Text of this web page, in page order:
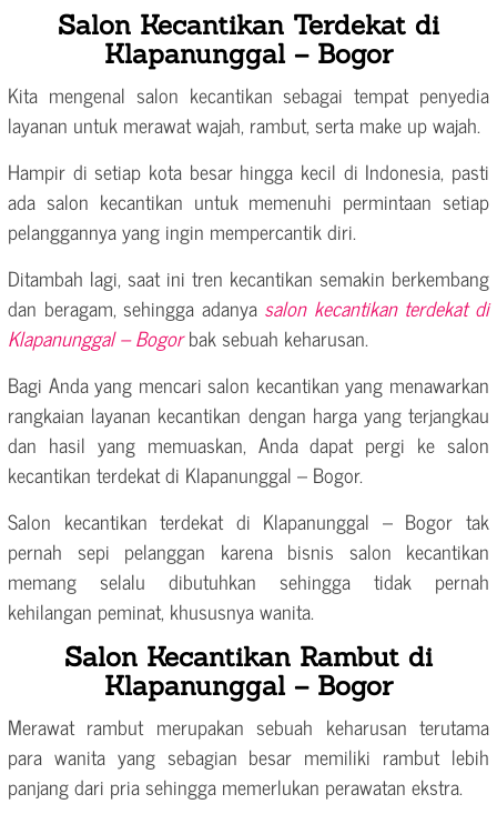
Salon Kecantikan Terdekat di
Klapanunggal – Bogor
Kita mengenal salon kecantikan sebagai tempat penyedia
layanan untuk merawat wajah, rambut, serta make up wajah.
Hampir di setiap kota besar hingga kecil di Indonesia, pasti
ada salon kecantikan untuk memenuhi permintaan setiap
pelanggannya yang ingin mempercantik diri.
Ditambah lagi, saat ini tren kecantikan semakin berkembang
dan beragam, sehingga adanya salon kecantikan terdekat di
Klapanunggal – Bogorbak sebuah keharusan.
Bagi Anda yang mencari salon kecantikan yang menawarkan
rangkaian layanan kecantikan dengan harga yang terjangkau
dan hasil yang memuaskan, Anda dapat pergi ke salon
kecantikan terdekat di Klapanunggal – Bogor.
Salon kecantikan terdekat di Klapanunggal – Bogor tak
pernah sepi pelanggan karena bisnis salon kecantikan
memang selalu dibutuhkan sehingga tidak pernah
kehilangan peminat, khususnya wanita.
Salon Kecantikan Rambut di
Klapanunggal – Bogor
Merawat rambut merupakan sebuah keharusan terutama
para wanita yang sebagian besar memiliki rambut lebih
panjang dari pria sehingga memerlukan perawatan ekstra.